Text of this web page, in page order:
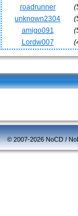
roadrunner
unknown2304
amigo091
Lordw007
© 2007-2026 NoCD /